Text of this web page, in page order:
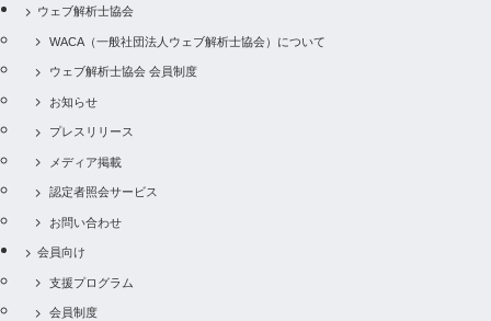
ウェブ解析士協会
WACA（一般社団法人ウェブ解析士協会）について
ウェブ解析士協会 会員制度
お知らせ
プレスリリース
メディア掲載
認定者照会サービス
お問い合わせ
会員向け
支援プログラム
会員制度